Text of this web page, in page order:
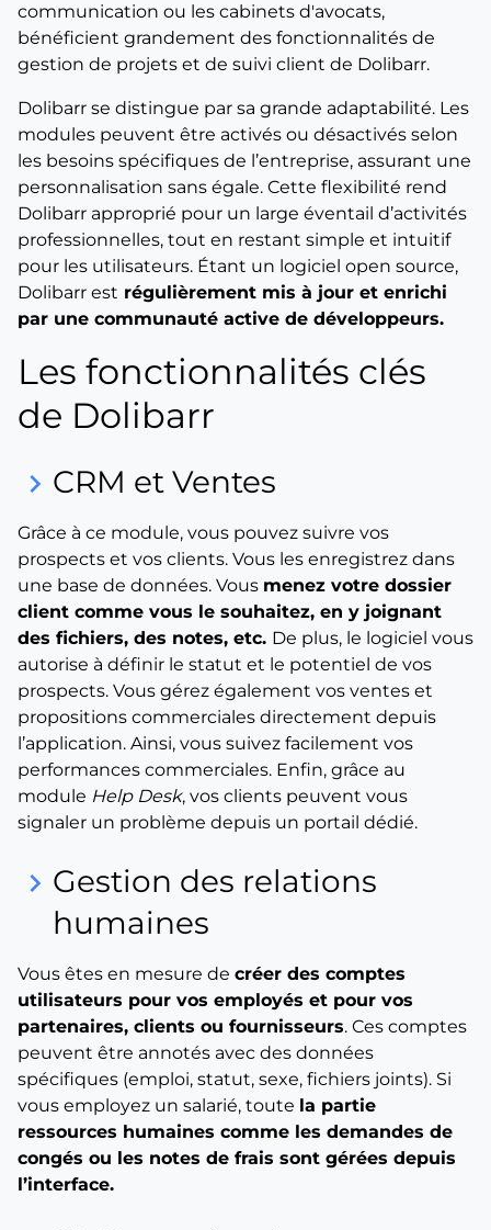
communication ou les cabinets d'avocats,
bénéficient grandement des fonctionnalités de
gestion de projets et de suivi client de Dolibarr.
Dolibarr se distingue par sa grande adaptabilité. Les
modules peuvent être activés ou désactivés selon
les besoins spécifiques de l’entreprise, assurant une
personnalisation sans égale. Cette flexibilité rend
Dolibarr approprié pour un large éventail d’activités
professionnelles, tout en restant simple et intuitif
pour les utilisateurs. Étant un logiciel open source,
Dolibarr est régulièrement mis à jour et enrichi
par une communauté active de développeurs.
Les fonctionnalités clés
de Dolibarr
keyboard_arrow_right CRM et Ventes
Grâce à ce module, vous pouvez suivre vos
prospects et vos clients. Vous les enregistrez dans
une base de données. Vous menez votre dossier
client comme vous le souhaitez, en y joignant
des fichiers, des notes, etc. De plus, le logiciel vous
autorise à définir le statut et le potentiel de vos
prospects. Vous gérez également vos ventes et
propositions commerciales directement depuis
l’application. Ainsi, vous suivez facilement vos
performances commerciales. Enfin, grâce au
module Help Desk, vos clients peuvent vous
signaler un problème depuis un portail dédié.
keyboard_arrow_right Gestion des relations
humaines
Vous êtes en mesure de créer des comptes
utilisateurs pour vos employés et pour vos
partenaires, clients ou fournisseurs. Ces comptes
peuvent être annotés avec des données
spécifiques (emploi, statut, sexe, fichiers joints). Si
vous employez un salarié, toute la partie
ressources humaines comme les demandes de
congés ou les notes de frais sont gérées depuis
l’interface.